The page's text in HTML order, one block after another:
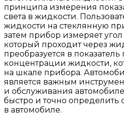
принципа измерения
света в жидкости.
жидкости на стеклянную
затем прибор измеряет
который проходит через
преобразуется в
концентрации жидкости,
на шкале прибора.
является важным
и обслуживания
быстро и точно определить
в автомобиле.